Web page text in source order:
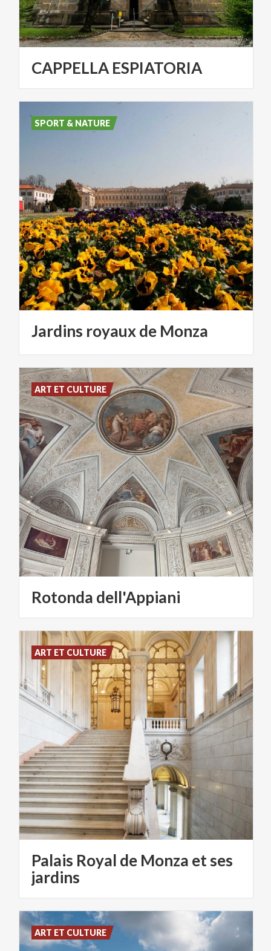
CAPPELLA ESPIATORIA
Jardins royauxde Monza
SPORT & NATURE
Rotonda dell'Appiani
ART ET CULTURE
Palais Royal de Monza et ses
jardins
ART ET CULTURE
ART ET CULTURE